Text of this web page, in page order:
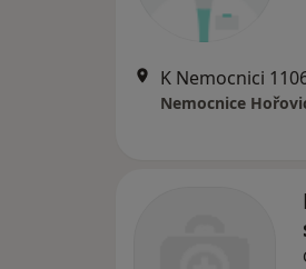
K Nemocnici
Nemocnice